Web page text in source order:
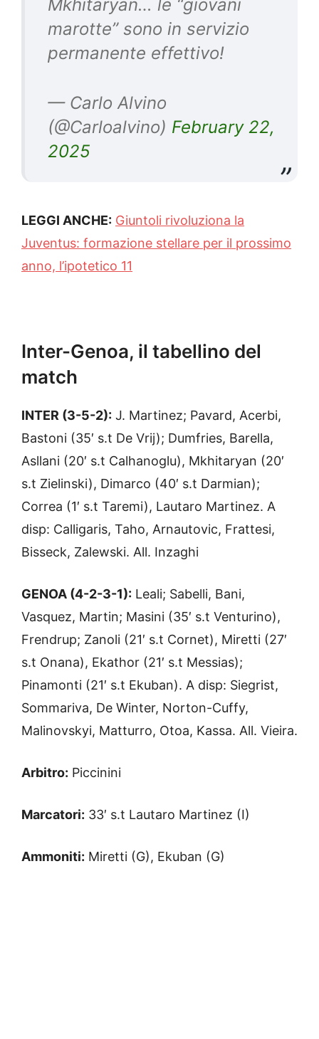
Mkhitaryan… le “giovani
marotte” sono in servizio
permanente effettivo!
— Carlo Alvino
(@Carloalvino) February 22,
2025
LEGGI ANCHE: Giuntoli rivoluziona la
Juventus: formazione stellare per il prossimo
anno, l’ipotetico 11
Inter-Genoa, il tabellino del
match
INTER (3-5-2): J. Martinez; Pavard, Acerbi,
Bastoni (35′ s.t De Vrij); Dumfries, Barella,
Asllani (20′ s.t Calhanoglu), Mkhitaryan (20′
s.t Zielinski), Dimarco (40′ s.t Darmian);
Correa (1′ s.t Taremi), Lautaro Martinez. A
disp: Calligaris, Taho, Arnautovic, Frattesi,
Bisseck, Zalewski. All. Inzaghi
GENOA (4-2-3-1): Leali; Sabelli, Bani,
Vasquez, Martin; Masini (35′ s.t Venturino),
Frendrup; Zanoli (21′ s.t Cornet), Miretti (27′
s.t Onana), Ekathor (21′ s.t Messias);
Pinamonti (21′ s.t Ekuban). A disp: Siegrist,
Sommariva, De Winter, Norton-Cuffy,
Malinovskyi, Matturro, Otoa, Kassa. All. Vieira.
Arbitro: Piccinini
Marcatori: 33′ s.t Lautaro Martinez (I)
Ammoniti: Miretti (G), Ekuban (G)